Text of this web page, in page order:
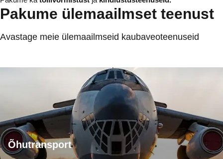
Pakume ülemaailmset teenust
Avastage meie ülemaailmseid kaubaveoteenuseid
Õhutransport